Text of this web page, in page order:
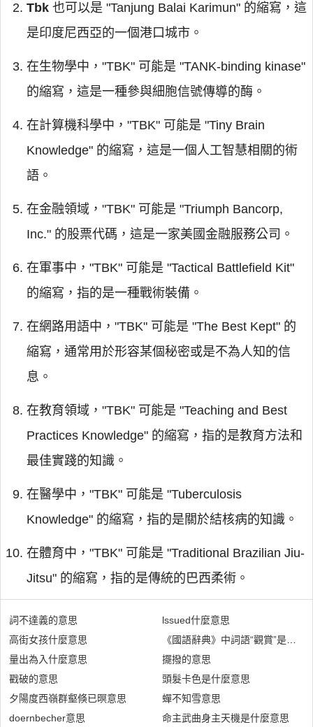
Tbk 也可以是 "Tanjung Balai Karimun" 的縮寫，這
是印度尼西亞的一個港口城市。
在生物學中，"TBK" 可能是 "TANK-binding kinase"
的縮寫，這是一種參與細胞信號傳導的酶。
在計算機科學中，"TBK" 可能是 "Tiny Brain
Knowledge" 的縮寫，這是一個人工智慧相關的術
語。
在金融領域，"TBK" 可能是 "Triumph Bancorp,
Inc." 的股票代碼，這是一家美國金融服務公司。
在軍事中，"TBK" 可能是 "Tactical Battlefield Kit"
的縮寫，指的是一種戰術裝備。
在網路用語中，"TBK" 可能是 "The Best Kept" 的
縮寫，通常用於形容某個秘密或是不為人知的信
息。
在教育領域，"TBK" 可能是 "Teaching and Best
Practices Knowledge" 的縮寫，指的是教育方法和
最佳實踐的知識。
在醫學中，"TBK" 可能是 "Tuberculosis
Knowledge" 的縮寫，指的是關於結核病的知識。
在體育中，"TBK" 可能是 "Traditional Brazilian Jiu-
Jitsu" 的縮寫，指的是傳統的巴西柔術。
詞不達義的意思
高街女孩什麼意思
量出為入什麼意思
戳破的意思
夕陽度西嶺群壑倏已暝意思
doernbecher意思
lssued什麼意思
《國語辭典》中詞語“觀賞”是什麼
擺撥的意思
頭髮卡色是什麼意思
蟬不知雪意思
命主武曲身主天機是什麼意思